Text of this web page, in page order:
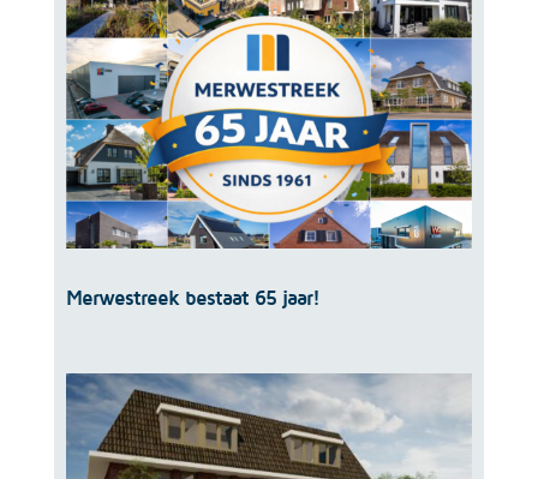
Merwestreek bestaat 65 jaar!